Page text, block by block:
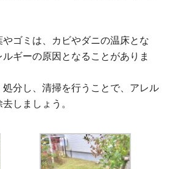
ゴミは、カビやダニの温床とな
ギーの原因となることがありま
分し、清掃を行うことで、アレル
しましょう。